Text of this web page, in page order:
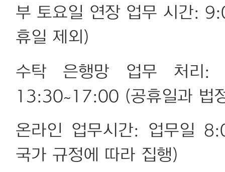
부 토요일 연장 업무 시간:
휴일 제외)
수탁 은행망 업무 처리
13:30~17:00 (공휴일과 법
온라인 업무시간: 업무일
국가 규정에 따라 집행)